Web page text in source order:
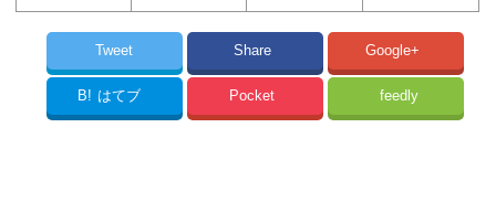
Tweet Share Google+
B! はてブ Pocket feedly